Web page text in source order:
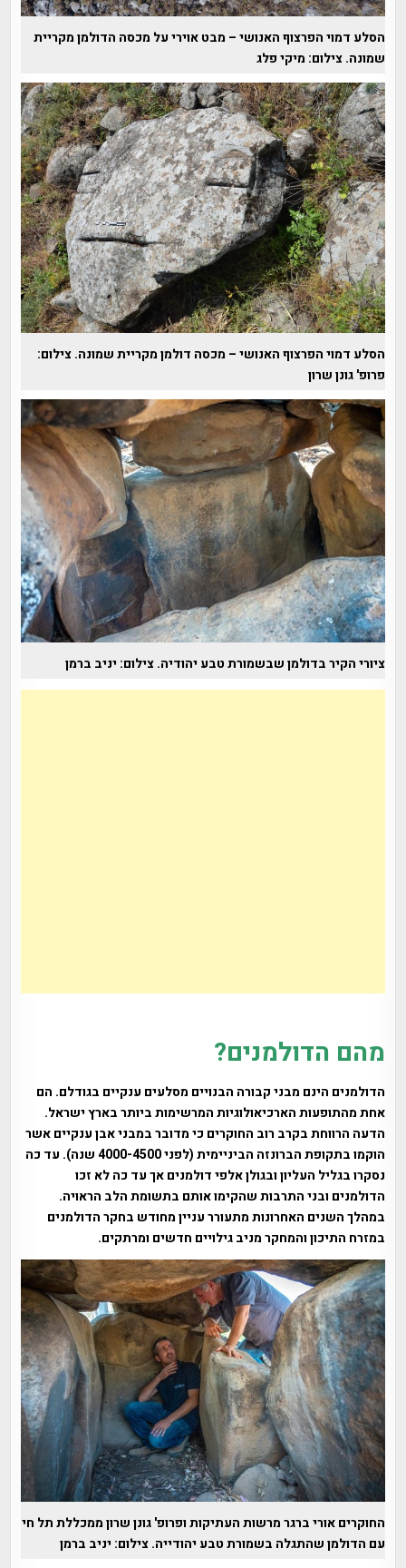
הסלע דמוי הפרצוף האנושי – מבט אוירי על מכסה הדולמן מקריית
שמונה. צילום: מיקי פלג
הסלע דמוי הפרצוף האנושי – מכסה דולמן מקריית שמונה. צילום:
פרופ' גונן שרון
ציורי הקיר בדולמן שבשמורת טבע יהודיה. צילום: יניב ברמן
מהם הדולמנים?
הדולמנים הינם מבני קבורה הבנויים מסלעים ענקיים בגודלם. הם
אחת מהתופעות הארכיאולוגיות המרשימות ביותר בארץ ישראל.
הדעה הרווחת בקרב רוב החוקרים כי מדובר במבני אבן ענקיים אשר
הוקמו בתקופת הברונזה הביניימית (לפני 4000-4500 שנה). עד כה
נסקרו בגליל העליון ובגולן אלפי דולמנים אך עד כה לא זכו
הדולמנים ובני התרבות שהקימו אותם בתשומת הלב הראויה.
במהלך השנים האחרונות מתעורר עניין מחודש בחקר הדולמנים
במזרח התיכון והמחקר מניב גילויים חדשים ומרתקים.
החוקרים אורי ברגר מרשות העתיקות ופרופ' גונן שרון ממכללת תל חי
עם הדולמן שהתגלה בשמורת טבע יהודייה. צילום: יניב ברמן